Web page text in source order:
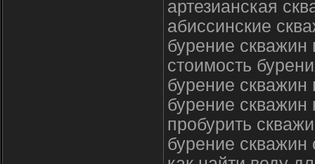
артезианская
абиссинские
бурение
стоимость
бурение
бурение скважин
пробурить
бурение скважин